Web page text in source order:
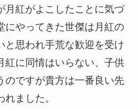
月紅がよこしたことに気づ
にやってきた世傑は月紅の
と思われ手荒な歓迎を受け
紅に同情はいらない、子供
のですが貴方は一番良い先
ました。